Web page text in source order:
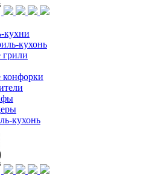
кухни
кухонь
грили
конфорки
кухонь